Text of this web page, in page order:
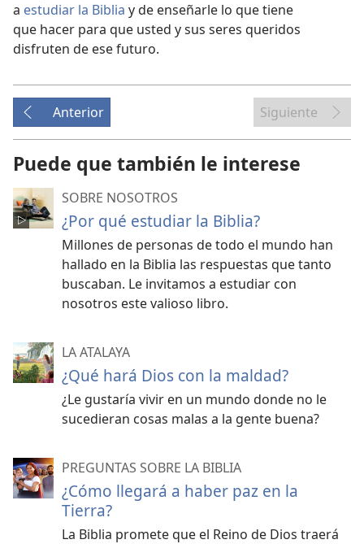
a estudiar la Biblia y de enseñarle lo que tiene
que hacer para que usted y sus seres queridos
disfruten de ese futuro.
Anterior Siguiente
Puede que también le interese
SOBRE NOSOTROS
¿Por qué estudiar la Biblia?
Millones de personas de todo el mundo han
hallado en la Biblia las respuestas que tanto
buscaban. Le invitamos a estudiar con
nosotros este valioso libro.
LA ATALAYA
¿Qué hará Dios con la maldad?
¿Le gustaría vivir en un mundo donde no le
sucedieran cosas malas a la gente buena?
PREGUNTAS SOBRE LA BIBLIA
¿Cómo llegará a haber paz en la
Tierra?
La Biblia promete que el Reino de Dios traerá